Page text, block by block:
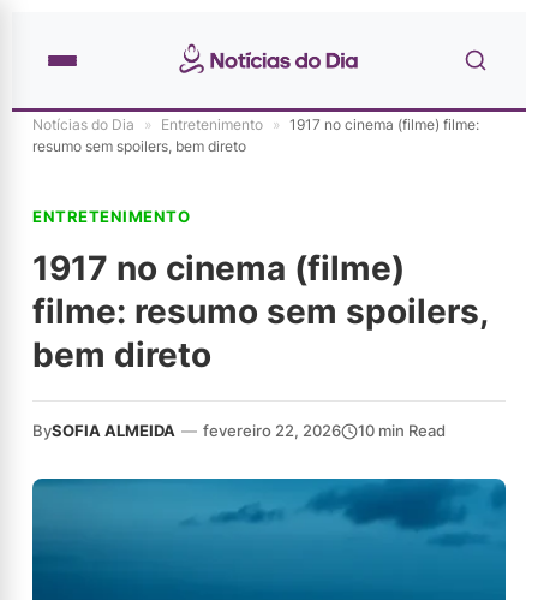
Notícias do Dia » Entretenimento » 1917 no cinema (filme) filme:
resumo sem spoilers, bem direto
ENTRETENIMENTO
1917 no cinema (filme)
filme: resumo sem spoilers,
bem direto
BySOFIA ALMEIDA — fevereiro 22, 2026 10 min Read